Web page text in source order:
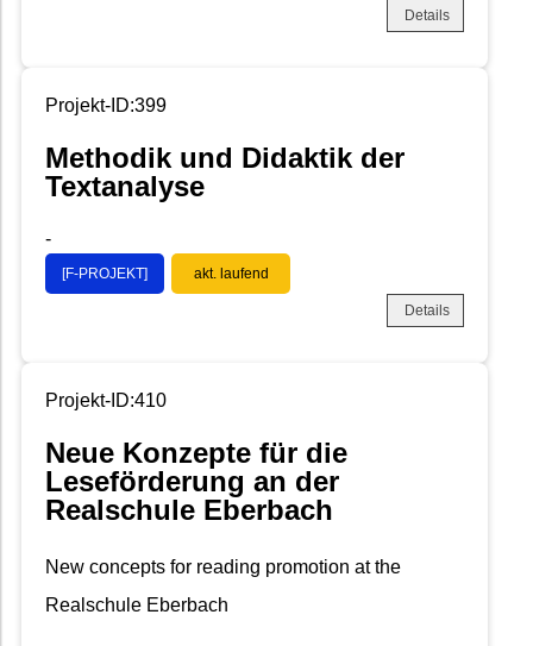
Details
Projekt-ID:399
Methodik und Didaktik der
Textanalyse
-
[F-PROJEKT] akt. laufend
Details
Projekt-ID:410
Neue Konzepte für die
Leseförderung an der
Realschule Eberbach
New concepts for reading promotion at the
Realschule Eberbach